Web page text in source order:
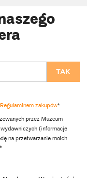
Regulaminem zakupów*
przez Muzeum
(informacje
na przetwarzanie moich